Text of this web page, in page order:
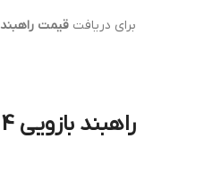
برای دریافت قیمت راهبند بازویی
راهبند بازویی 4 متری: انتخابی هوشمندانه برای امنیت و نظم (Boom barrier price 4 meter)